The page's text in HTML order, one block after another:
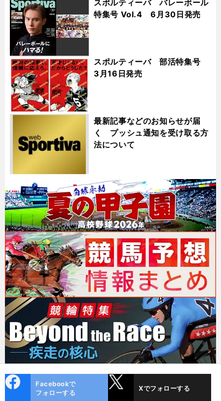
スポルティーバ バレーボール
特集号 Vol.4 6月30日発売
スポルティーバ 部活特集号
3月16日発売
最新記事などのお知らせが届
く プッシュ通知を受け取る方
法について
ok
Facebookで
フォローする
Xでフォローする